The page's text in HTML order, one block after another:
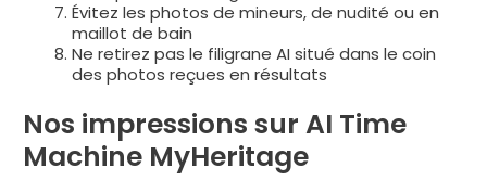
Évitez les photos de mineurs, de nudité ou en
maillot de bain
Ne retirez pas le filigrane AI situé dans le coin
des photos reçues en résultats
Nos impressions sur AI Time
Machine MyHeritage